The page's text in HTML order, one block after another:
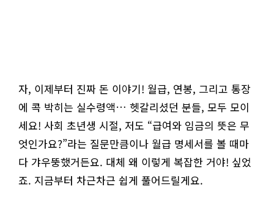
자, 이제부터 진짜 돈 이야기! 월급, 연봉, 그리고 통장
에 콕 박히는 실수령액… 헷갈리셨던 분들, 모두 모이
세요! 사회 초년생 시절, 저도 “급여와 임금의 뜻은 무
엇인가요?”라는 질문만큼이나 월급 명세서를 볼 때마
다 갸우뚱했거든요. 대체 왜 이렇게 복잡한 거야! 싶었
죠. 지금부터 차근차근 쉽게 풀어드릴게요.